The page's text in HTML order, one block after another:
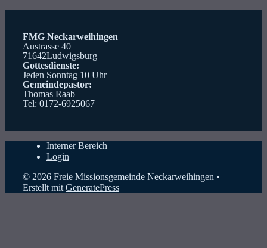
FMG Neckarweihingen
Austrasse 40
71642Ludwigsburg
Gottesdienste:
Jeden Sonntag 10 Uhr
Gemeindepastor:
Thomas Raab
Tel: 0172-6925067
Interner Bereich
Login
© 2026 Freie Missionsgemeinde Neckarweihingen •
Erstellt mit GeneratePress